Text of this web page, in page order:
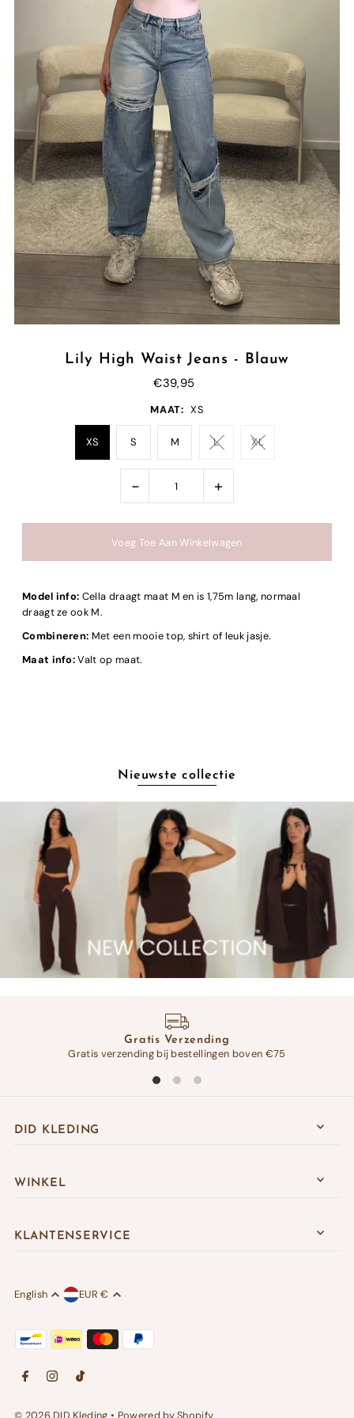
Lily High Waist Jeans - Blauw
€39,95
MAAT: XS
XS S M L XL
- +
Model info: Cella draagt maat M en is 1,75m lang, normaal
draagt ze ook M.
Combineren: Met een mooie top, shirt of leuk jasje.
Maat info:Valt op maat.
Nieuwste collectie
Gratis Verzending
Gratis verzending bij bestellingen boven €75
DID KLEDING
WINKEL
KLANTENSERVICE
English EUR €